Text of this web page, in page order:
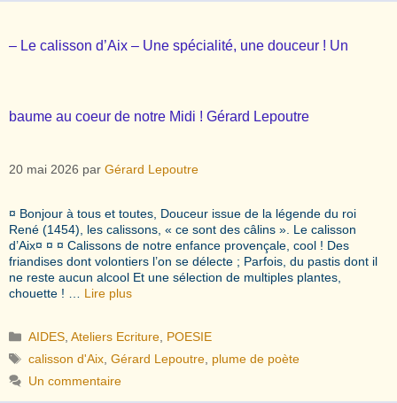
– Le calisson d’Aix – Une spécialité, une douceur ! Un
baume au coeur de notre Midi ! Gérard Lepoutre
20 mai 2026 par Gérard Lepoutre
¤ Bonjour à tous et toutes, Douceur issue de la légende du roi
René (1454), les calissons, « ce sont des câlins ». Le calisson
d’Aix¤ ¤ ¤ Calissons de notre enfance provençale, cool ! Des
friandises dont volontiers l’on se délecte ; Parfois, du pastis dont il
ne reste aucun alcool Et une sélection de multiples plantes,
chouette ! … Lire plus
Catégories
AIDES ,Ateliers Ecriture POESIE
Étiquettes
calisson d'Aix ,Gérard Lepoutre plume de poète
Un commentaire